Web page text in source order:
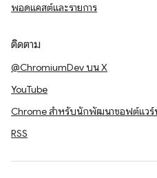
พอดแคสต์และรายการ
ติดตาม
@ChromiumDev บน X
YouTube
Chrome สำหรับนักพัฒนาซอฟต์แวร์
RSS